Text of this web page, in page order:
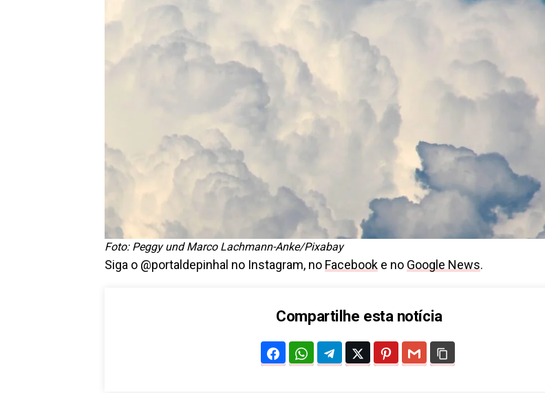
Foto: Peggy und Marco Lachmann-Anke/Pixabay
Siga o @portaldepinhal no Instagram, no Facebook e no Google News.
Compartilhe esta notícia